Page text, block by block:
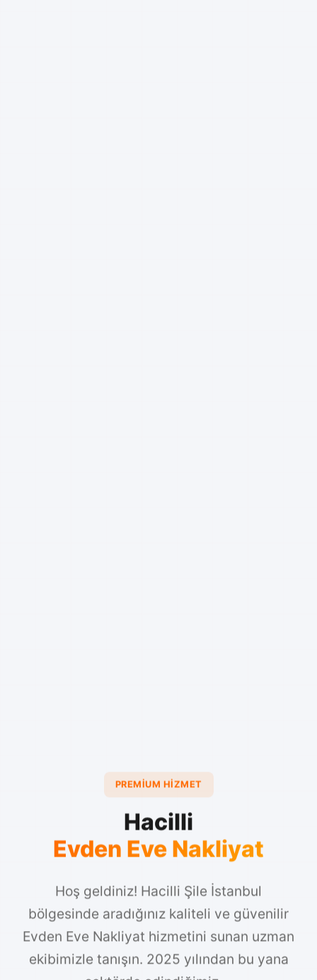
PREMIUM HIZMET
Hacilli
Evden Eve Nakliyat
Hoş geldiniz! Hacilli Şile İstanbul
bölgesinde aradığınız kaliteli ve güvenilir
Evden Eve Nakliyat hizmetini sunan uzman
ekibimizle tanışın. 2025 yılından bu yana
sektörde edindiğimiz ...